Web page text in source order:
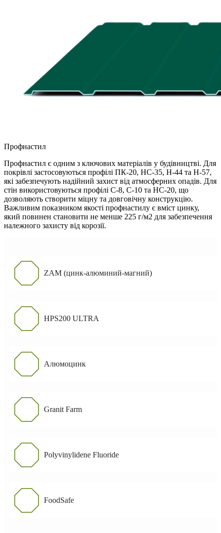
Профнастил
Профнастил є одним з ключових матеріалів у будівництві. Для
покрівлі застосовуються профілі ПК-20, НС-35, Н-44 та Н-57,
які забезпечують надійний захист від атмосферних опадів. Для
стін використовуються профілі С-8, С-10 та НС-20, що
дозволяють створити міцну та довговічну конструкцію.
Важливим показником якості профнастилу є вміст цинку,
який повинен становити не менше 225 г/м2 для забезпечення
належного захисту від корозії.
ZAM (цинк-алюминий-магний)
HPS200 ULTRA
Алюмоцинк
Granit Farm
Polyvinylidene Fluoride
FoodSafe